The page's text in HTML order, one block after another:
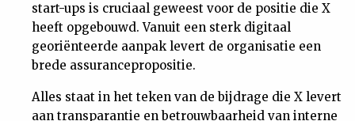
start-ups is cruciaal geweest voor de positie die X
heeft opgebouwd. Vanuit een sterk digitaal
georiënteerde aanpak levert de organisatie een
brede assurancepropositie.
Alles staat in het teken van de bijdrage die X levert
aan transparantie en betrouwbaarheid van interne